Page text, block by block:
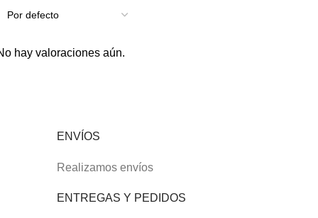
hay valoraciones aún.
ENVÍOS
Realizamos envíos
ENTREGAS Y PEDIDOS